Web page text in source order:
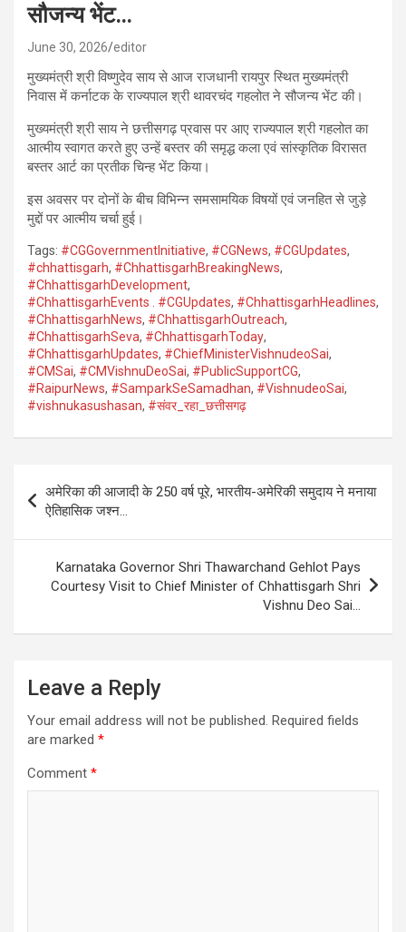
सौजन्य भेंट…
June 30, 2026 editor
मुख्यमंत्री श्री विष्णुदेव साय से आज राजधानी रायपुर स्थित मुख्यमंत्री
निवास में कर्नाटक के राज्यपाल श्री थावरचंद गहलोत ने सौजन्य भेंट की।
मुख्यमंत्री श्री साय ने छत्तीसगढ़ प्रवास पर आए राज्यपाल श्री गहलोत का
आत्मीय स्वागत करते हुए उन्हें बस्तर की समृद्ध कला एवं सांस्कृतिक विरासत
बस्तर आर्ट का प्रतीक चिन्ह भेंट किया।
इस अवसर पर दोनों के बीच विभिन्न समसामयिक विषयों एवं जनहित से जुड़े
मुद्दों पर आत्मीय चर्चा हुई।
Tags: #CGGovernmentInitiative, #CGNews, #CGUpdates,
#chhattisgarh, #ChhattisgarhBreakingNews,
#ChhattisgarhDevelopment,
#ChhattisgarhEvents . #CGUpdates, #ChhattisgarhHeadlines,
#ChhattisgarhNews, #ChhattisgarhOutreach,
#ChhattisgarhSeva, #ChhattisgarhToday,
#ChhattisgarhUpdates, #ChiefMinisterVishnudeoSai,
#CMSai, #CMVishnuDeoSai, #PublicSupportCG,
#RaipurNews, #SamparkSeSamadhan, #VishnudeoSai,
#vishnukasushasan, #संवर_रहा_छत्तीसगढ़
Post
navigation
अमेरिका की आजादी के 250 वर्ष पूरे, भारतीय-अमेरिकी समुदाय ने मनाया
ऐतिहासिक जश्न…
Karnataka Governor Shri Thawarchand Gehlot Pays
Courtesy Visit to Chief Minister of Chhattisgarh Shri
Vishnu Deo Sai…
Leave a Reply
Your email address will not be published. Required fields
are marked *
Comment *